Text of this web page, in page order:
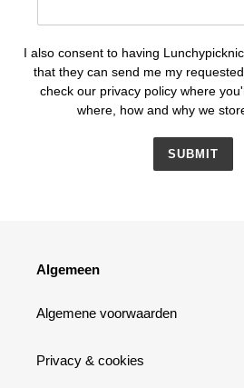
I also consent to having
that they can send me my
check our privacy policy where
where, how and why we
SUBMIT
Algemeen
Algemene voorwaarden
Privacy & cookies